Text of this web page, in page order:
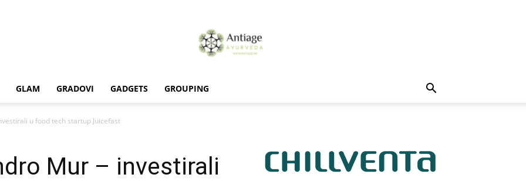
GLAM GRADOVI GADGETS GROUPING
u food tech startup Juicefast
Mur – investirali